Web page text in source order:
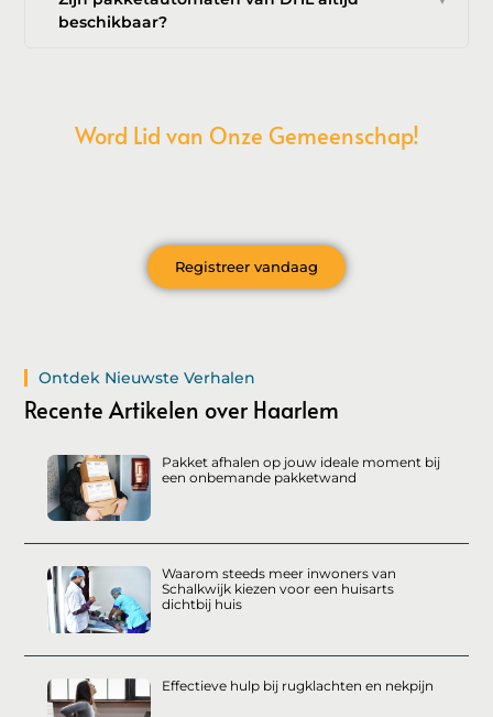
beschikbaar?
Word Lid van Onze Gemeenschap!
Registreer vandaag
Ontdek Nieuwste Verhalen
Recente Artikelen over Haarlem
Pakket afhalen op jouw ideale moment bij
een onbemande pakketwand
Waarom steeds meer inwoners van
Schalkwijk kiezen voor een huisarts
dichtbij huis
Effectieve hulp bij rugklachten en nekpijn